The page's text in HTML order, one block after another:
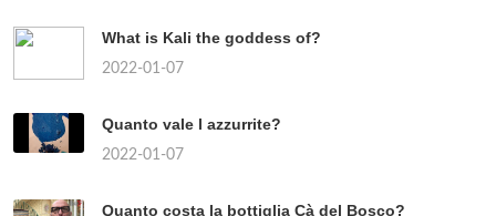
What is Kali the goddess of?
2022-01-07
Quanto vale l azzurrite?
2022-01-07
Quanto costa la bottiglia Cà del Bosco?